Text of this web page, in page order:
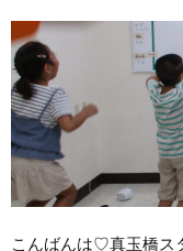
こんばんは♡真玉橋ス